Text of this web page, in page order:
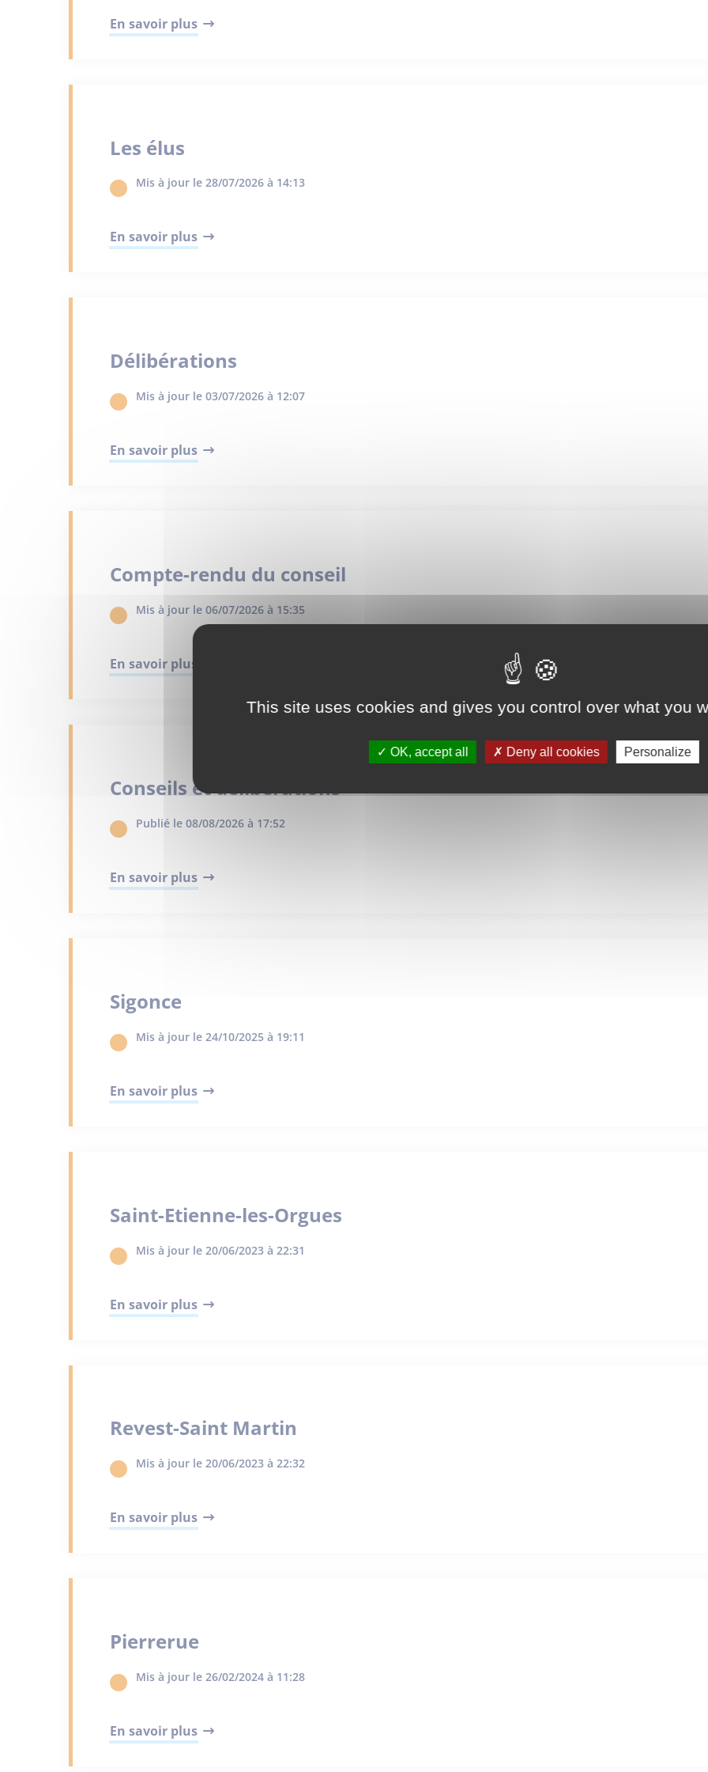
En savoir plus
Les élus
Mis à jour le 28/07/2026 à 14:13
En savoir plus
Délibérations
Mis à jour le 03/07/2026 à 12:07
En savoir plus
Compte-rendu du conseil
Mis à jour le 06/07/2026 à 15:35
En savoir plus
Conseils et délibérations
Publié le 08/08/2026 à 17:52
En savoir plus
Sigonce
Mis à jour le 24/10/2025 à 19:11
En savoir plus
Saint-Etienne-les-Orgues
Mis à jour le 20/06/2023 à 22:31
En savoir plus
Revest-Saint Martin
Mis à jour le 20/06/2023 à 22:32
En savoir plus
Pierrerue
Mis à jour le 26/02/2024 à 11:28
En savoir plus
This site uses cookies and gives you control over what you
OK, accept all Deny all cookies Personalize